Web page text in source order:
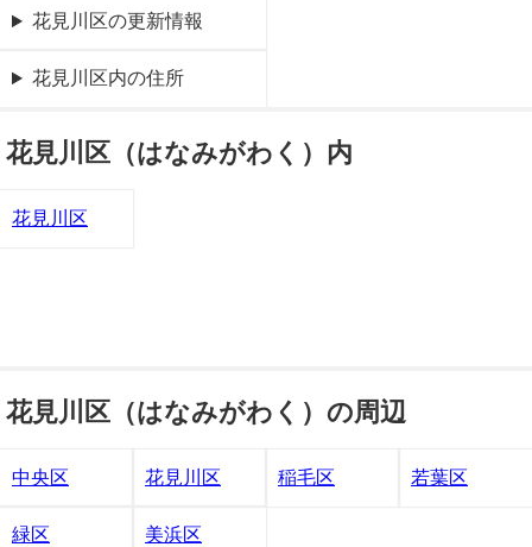
花見川区の更新情報
花見川区内の住所
花見川区（はなみがわく）内
花見川区
花見川区（はなみがわく）の周辺
中央区 花見川区 稲毛区 若葉区
緑区 美浜区